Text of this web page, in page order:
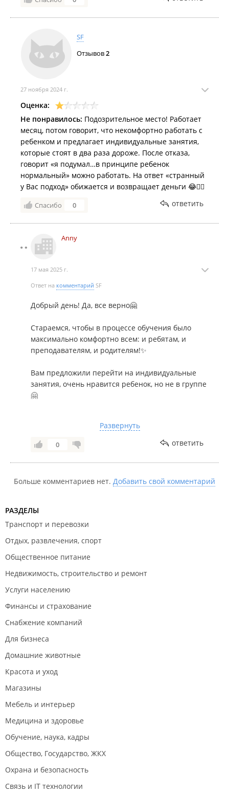
SF
Отзывов2
27 ноября 2024 г.
Оценка:
Не понравилось: Подозрительное место! Работает
месяц, потом говорит, что некомфортно работать с
ребенком и предлагает индивидуальные занятия,
которые стоят в два раза дороже. После отказа,
говорит «я подумал…в принципе ребенок
нормальный» можно работать. На ответ «странный
у Вас подход» обижается и возвращает деньги 😂👍🏼
Спасибо 0 ответить
Anny
17 мая 2025 г.
Ответ на комментарий SF
Добрый день! Да, все верно🤗
Стараемся, чтобы в процессе обучения было
максимально комфортно всем: и ребятам, и
преподавателям, и родителям!✨
Вам предложили перейти на индивидуальные
занятия, очень нравится ребенок, но не в группе
🤗
возможности, как же все же продолжить
работать, предложили другой вариант, группу
распределили, для уделения большего
количества внимания, уже полуиндивидуальная
но к сожалению да, без взаимного уважения, без
сотрудничество невозможно🌿
Надеюсь вы найдете себе ту самую студию, где
вам будет максимально комфортно🤗
Развернуть
0 ответить
Больше комментариев нет. Добавить свой комментарий
РАЗДЕЛЫ
Транспорт и перевозки
Отдых, развлечения, спорт
Общественное питание
Недвижимость, строительство и ремонт
Услуги населению
Финансы и страхование
Снабжение компаний
Для бизнеса
Домашние животные
Красота и уход
Магазины
Мебель и интерьер
Медицина и здоровье
Обучение, наука, кадры
Общество, Государство, ЖКХ
Охрана и безопасность
Связь и IT технологии